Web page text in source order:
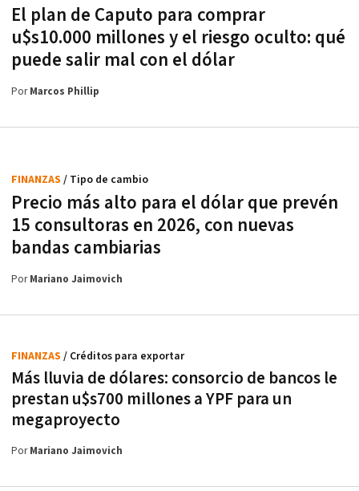
El plan de Caputo para comprar
u$s10.000 millones y el riesgo oculto: qué
puede salir mal con el dólar
PorMarcos Phillip
Precio más alto para el dólar que prevén
15 consultoras en 2026, con nuevas
bandas cambiarias
FINANZAS / Tipo de cambio
PorMariano Jaimovich
Más lluvia de dólares: consorcio de bancos le
prestan u$s700 millones a YPF para un
megaproyecto
FINANZAS / Créditos para exportar
PorMariano Jaimovich